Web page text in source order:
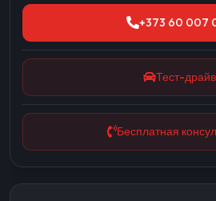
+373 60 007
Тест-драйв
Бесплатная